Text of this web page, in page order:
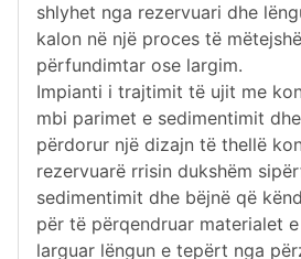
shlyhet nga rezervuari dhe
kalon në një proces të
përfundimtar ose largim.
Impianti i trajtimit të ujit me
mbi parimet e sedimentimit
përdorur një dizajn të thellë
rezervuarë rrisin dukshëm
sedimentimit dhe bëjnë që
për të përqendruar materialet
larguar lëngun e tepërt nga